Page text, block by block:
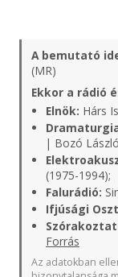
A bemutató
(MR)
Ekkor a rádió
Elnök: Hárs
| Bozó
(1975-1994);
Falurádió:
Ifjúsági
Forrás
Az adatokban